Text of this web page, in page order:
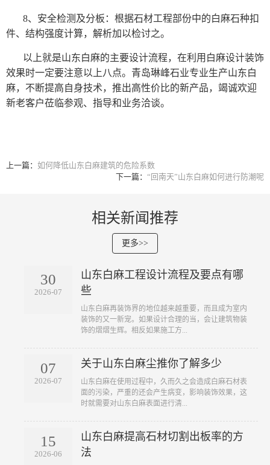
8、安全检测及分板：根据石材工程部份中的白麻石种扣
件、结构强度计算，解析加以检讨之。
以上就是山东白麻的主要设计流程，在利用白麻设计装饰
效果时一定要注意以上八点。 青岛琳峰石业专业生产山东白
麻，不断提高自身技术，推出高性价比的新产品，竭诚欢迎
新老客户莅临参观、指导和业务洽谈。
上一篇： 如何降低山东白麻建筑的危险系数
下一篇： “回南天”山东白麻如何进行防潮呢
相关新闻推荐
更多>>
30
2026-07
山东白麻工程设计流程及要点有哪
些
山东白麻再装饰界的地位越来越重要，而且成为室内
装饰的又一新宠。如果设计合理的当，会让建筑物装
饰的熠熠生辉。相反如果施工方...
07
2026-07
关于山东白麻尘推你了解多少
山东白麻在使用过程中，久而久之会造成白麻石材表
面的污染，严重的还会产生病变，影响装饰效果，这
时就需要对山东白麻表面进行清...
15
2026-06
山东白麻提高石材切割出板率的方
法